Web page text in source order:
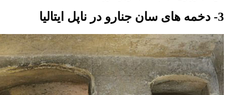
3- دخمه های سان جنارو در ناپل ایتالیا